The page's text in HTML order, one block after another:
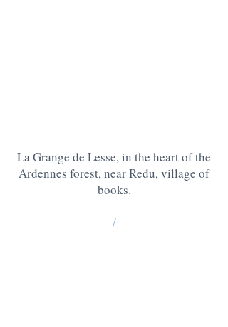
La Grange de Lesse, in the heart of the
Ardennes forest, near Redu, village of
books.
/